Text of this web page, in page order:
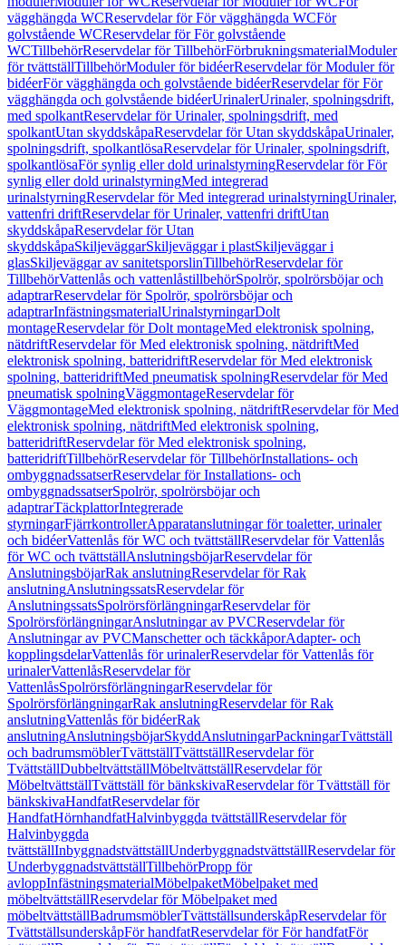
vägghängda WCReservdelar för För vägghängda WCFör
golvstående WCReservdelar för För golvstående
WCTillbehörReservdelar för TillbehörFörbrukningsmaterialModuler
för tvättställTillbehörModuler för bidéerReservdelar för Moduler för
bidéerFör vägghängda och golvstående bidéerReservdelar för För
vägghängda och golvstående bidéerUrinalerUrinaler, spolningsdrift,
med spolkantReservdelar för Urinaler, spolningsdrift, med
spolkantUtan skyddskåpaReservdelar för Utan skyddskåpaUrinaler,
spolningsdrift, spolkantlösaReservdelar för Urinaler, spolningsdrift,
spolkantlösaFör synlig eller dold urinalstyrningReservdelar för För
synlig eller dold urinalstyrningMed integrerad
urinalstyrningReservdelar för Med integrerad urinalstyrningUrinaler,
vattenfri driftReservdelar för Urinaler, vattenfri driftUtan
skyddskåpaReservdelar för Utan
skyddskåpaSkiljeväggarSkiljeväggar i plastSkiljeväggar i
glasSkiljeväggar av sanitetsporslinTillbehörReservdelar för
TillbehörVattenlås och vattenlåstillbehörSpolrör, spolrörsböjar och
adaptrarReservdelar för Spolrör, spolrörsböjar och
adaptrarInfästningsmaterialUrinalstyrningarDolt
montageReservdelar för Dolt montageMed elektronisk spolning,
nätdriftReservdelar för Med elektronisk spolning, nätdriftMed
elektronisk spolning, batteridriftReservdelar för Med elektronisk
spolning, batteridriftMed pneumatisk spolningReservdelar för Med
pneumatisk spolningVäggmontageReservdelar för
VäggmontageMed elektronisk spolning, nätdriftReservdelar för Med
elektronisk spolning, nätdriftMed elektronisk spolning,
batteridriftReservdelar för Med elektronisk spolning,
batteridriftTillbehörReservdelar för TillbehörInstallations- och
ombyggnadssatserReservdelar för Installations- och
ombyggnadssatserSpolrör, spolrörsböjar och
adaptrarTäckplattorIntegrerade
styrningarFjärrkontrollerApparatanslutningar för toaletter, urinaler
och bidéerVattenlås för WC och tvättställReservdelar för Vattenlås
för WC och tvättställAnslutningsböjarReservdelar för
AnslutningsböjarRak anslutningReservdelar för Rak
anslutningAnslutningssatsReservdelar för
AnslutningssatsSpolrörsförlängningarReservdelar för
SpolrörsförlängningarAnslutningar av PVCReservdelar för
Anslutningar av PVCManschetter och täckkåporAdapter- och
kopplingsdelarVattenlås för urinalerReservdelar för Vattenlås för
urinalerVattenlåsReservdelar för
VattenlåsSpolrörsförlängningarReservdelar för
SpolrörsförlängningarRak anslutningReservdelar för Rak
anslutningVattenlås för bidéerRak
anslutningAnslutningsböjarSkyddAnslutningarPackningarTvättställ
och badrumsmöblerTvättställTvättställReservdelar för
TvättställDubbeltvättställMöbeltvättställReservdelar för
MöbeltvättställTvättställ för bänkskivaReservdelar för Tvättställ för
bänkskivaHandfatReservdelar för
HandfatHörnhandfatHalvinbyggda tvättställReservdelar för
Halvinbyggda
tvättställInbyggnadstvättställUnderbyggnadstvättställReservdelar för
UnderbyggnadstvättställTillbehörPropp för
avloppInfästningsmaterialMöbelpaketMöbelpaket med
möbeltvättställReservdelar för Möbelpaket med
möbeltvättställBadrumsmöblerTvättställsunderskåpReservdelar för
TvättställsunderskåpFör handfatReservdelar för För handfatFör